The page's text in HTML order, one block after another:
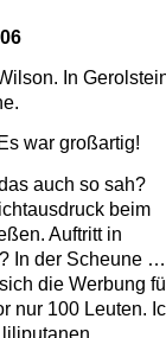
In
war großartig!
auch so sah?
beim
Auftritt in
In der Scheune
die Werbung
nur 100 Leuten.